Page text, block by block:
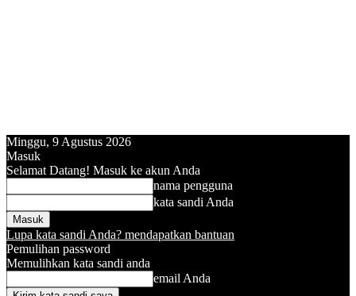
Minggu, 9 Agustus 2026
Masuk
Selamat Datang! Masuk ke akun Anda
nama pengguna
kata sandi Anda
Lupa kata sandi Anda? mendapatkan bantuan
Pemulihan password
Memulihkan kata sandi anda
email Anda